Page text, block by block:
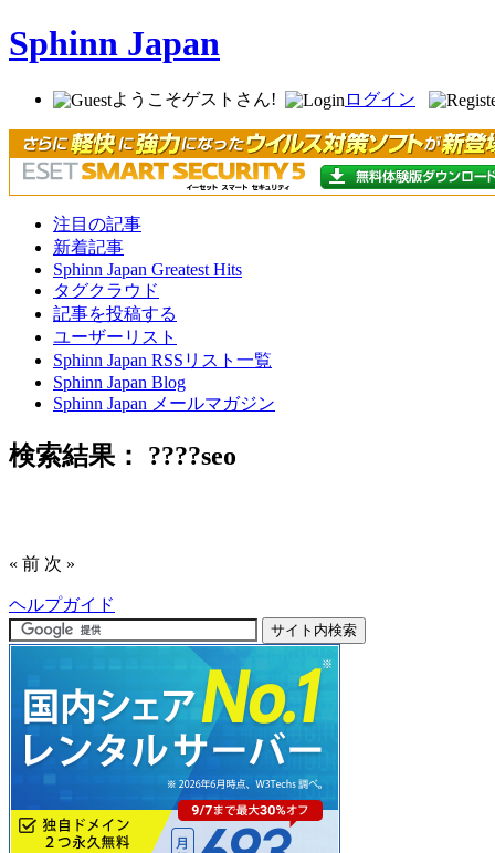
Sphinn Japan
ようこそゲストさん! ログイン
注目の記事
新着記事
Sphinn Japan Greatest Hits
タグクラウド
記事を投稿する
ユーザーリスト
Sphinn Japan RSSリスト一覧
Sphinn Japan Blog
Sphinn Japan メールマガジン
検索結果： ????seo
« 前 次 »
ヘルプガイド